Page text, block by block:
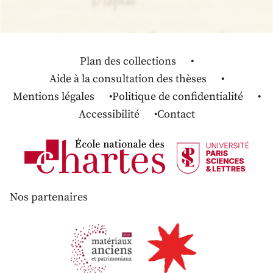
Plan des collections
Aide à la consultation des thèses
Mentions légales
Politique de confidentialité
Accessibilité
Contact
Nos partenaires